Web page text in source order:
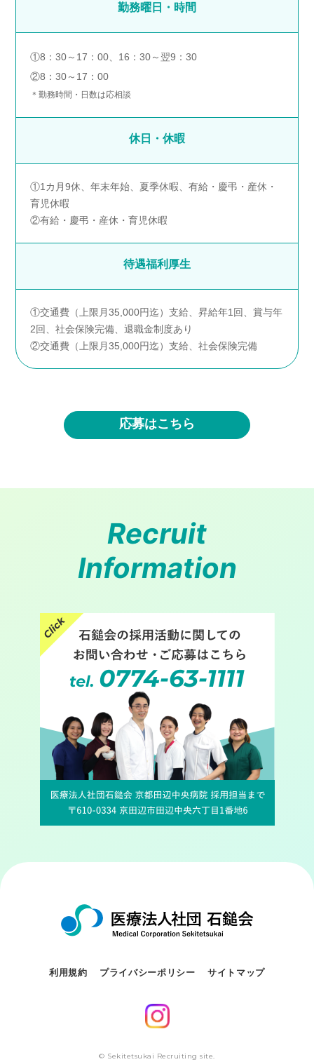
勤務曜日・時間
①8：30～17：00、16：30～翌9：30
②8：30～17：00
＊勤務時間・日数は応相談
休日・休暇
①1カ月9休、年末年始、夏季休暇、有給・慶弔・産休・
育児休暇
②有給・慶弔・産休・育児休暇
待遇福利厚生
①交通費（上限月35,000円迄）支給、昇給年1回、賞与年
2回、社会保険完備、退職金制度あり
②交通費（上限月35,000円迄）支給、社会保険完備
応募はこちら
Recruit
Information
利用規約 プライバシーポリシー サイトマップ
© Sekitetsukai Recruiting site.